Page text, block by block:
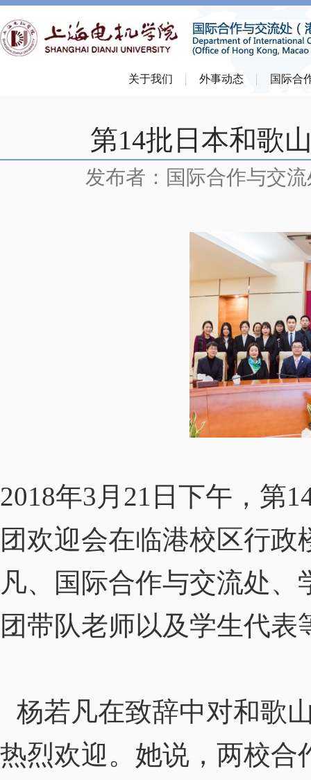
关于我们 外事动态 国际合
第14批日本和歌
发布者：国际合作与交
2018年3月 21 日下午，第
团欢迎会在临港校区行政
凡、国际合作与交流处、
团带队老师以及学生代表
杨若凡在致辞中对和歌
热烈欢迎。她说，两校